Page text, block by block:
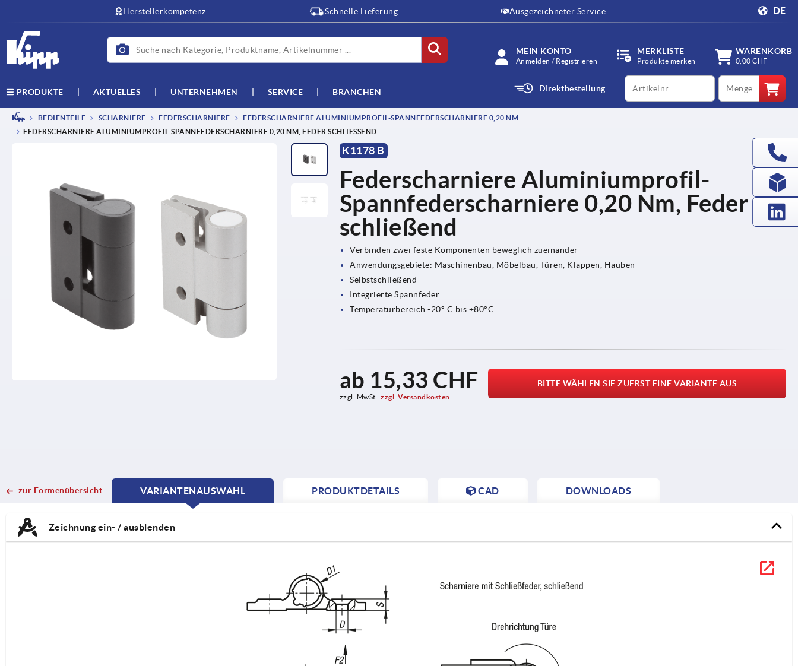
Herstellerkompetenz Schnelle Lieferung Ausgezeichneter Service DE
MEIN KONTO
Anmelden / Registrieren
MERKLISTE
Produkte merken
WARENKORB
0,00 CHF
PRODUKTE AKTUELLES UNTERNEHMEN SERVICE BRANCHEN Direktbestellung
productCode qty
BEDIENTEILE SCHARNIERE FEDERSCHARNIERE
FEDERSCHARNIERE ALUMINIUMPROFIL-SPANNFEDERSCHARNIERE 0,20 NM
FEDERSCHARNIERE ALUMINIUMPROFIL-SPANNFEDERSCHARNIERE 0,20 NM, FEDER SCHLIESSEND
K1178 B
Federscharniere Aluminiumprofil-
Spannfederscharniere 0,20 Nm, Feder
schließend
Verbinden zwei feste Komponenten beweglich zueinander
Anwendungsgebiete: Maschinenbau, Möbelbau, Türen, Klappen, Hauben
Selbstschließend
Integrierte Spannfeder
Temperaturbereich -20° C bis +80°C
ab 15,33 CHF
zzgl. MwSt. zzgl. Versandkosten
BITTE WÄHLEN SIE ZUERST EINE VARIANTE AUS
zur Formenübersicht
VARIANTENAUSWAHL
CURRENT
CURRENT
PRODUKTDETAILS CAD DOWNLOADS
Zeichnung ein- / ausblenden